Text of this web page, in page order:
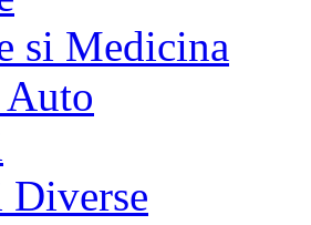
si Medicina
Auto